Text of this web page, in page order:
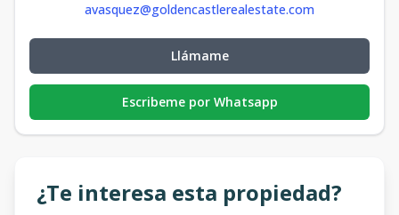
avasquez@goldencastlerealestate.com
Llámame
Escribeme por Whatsapp
¿Te interesa esta propiedad?